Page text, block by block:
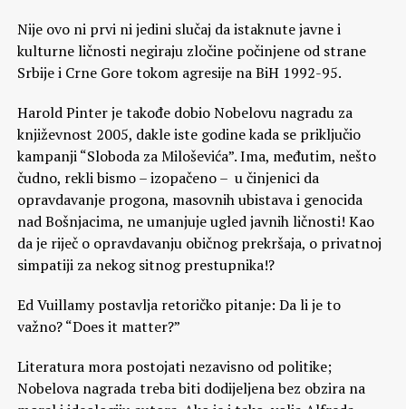
Nije ovo ni prvi ni jedini slučaj da istaknute javne i
kulturne ličnosti negiraju zločine počinjene od strane
Srbije i Crne Gore tokom agresije na BiH 1992-95.
Harold Pinter je takođe dobio Nobelovu nagradu za
književnost 2005, dakle iste godine kada se priključio
kampanji “Sloboda za Miloševića”. Ima, međutim, nešto
čudno, rekli bismo – izopačeno – u činjenici da
opravdavanje progona, masovnih ubistava i genocida
nad Bošnjacima, ne umanjuje ugled javnih ličnosti! Kao
da je riječ o opravdavanju običnog prekršaja, o privatnoj
simpatiji za nekog sitnog prestupnika!?
Ed Vuillamy postavlja retoričko pitanje: Da li je to
važno? “Does it matter?”
Literatura mora postojati nezavisno od politike;
Nobelova nagrada treba biti dodijeljena bez obzira na